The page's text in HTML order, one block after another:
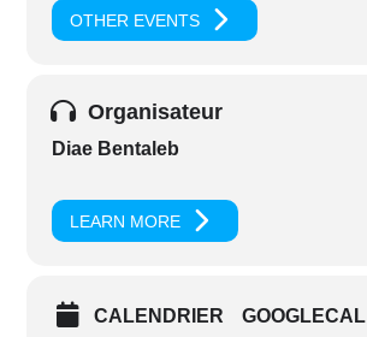
OTHER EVENTS
Organisateur
Diae Bentaleb
LEARN MORE
CALENDRIER GOOGLECAL